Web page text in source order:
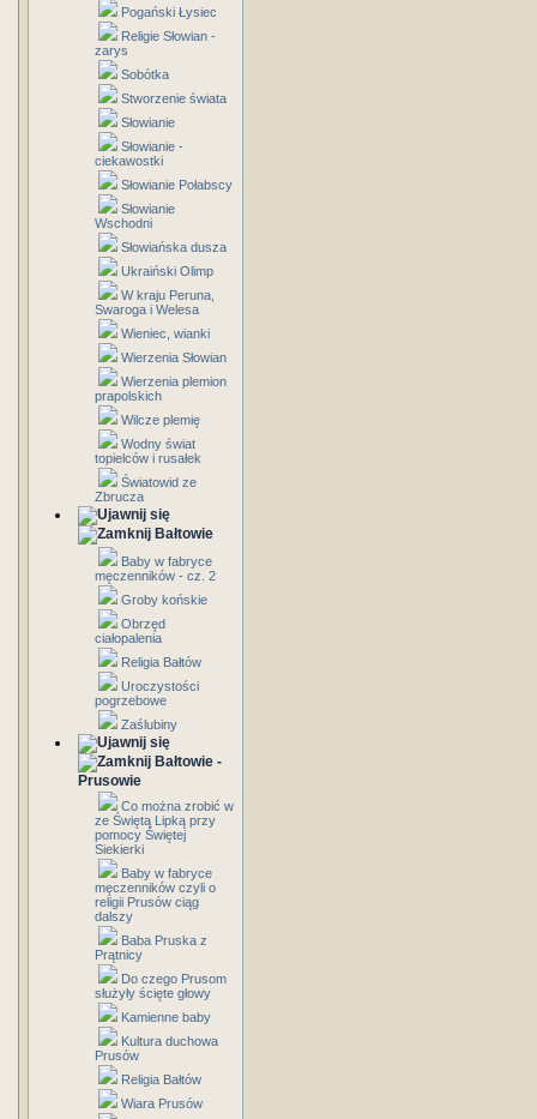
Pogański Łysiec
Religie Słowian -
zarys
Sobótka
Stworzenie świata
Słowianie
Słowianie -
ciekawostki
Słowianie Połabscy
Słowianie
Wschodni
Słowiańska dusza
Ukraiński Olimp
W kraju Peruna,
Swaroga i Welesa
Wieniec, wianki
Wierzenia Słowian
Wierzenia plemion
prapolskich
Wilcze plemię
Wodny świat
topielców i rusałek
Światowid ze
Zbrucza
Bałtowie
Baby w fabryce
męczenników - cz. 2
Groby końskie
Obrzęd
ciałopalenia
Religia Bałtów
Uroczystości
pogrzebowe
Zaślubiny
Bałtowie -
Prusowie
Co można zrobić w
ze Świętą Lipką przy
pomocy Świętej
Siekierki
Baby w fabryce
męczenników czyli o
religii Prusów ciąg
dalszy
Baba Pruska z
Prątnicy
Do czego Prusom
służyły ścięte głowy
Kamienne baby
Kultura duchowa
Prusów
Religia Bałtów
Wiara Prusów